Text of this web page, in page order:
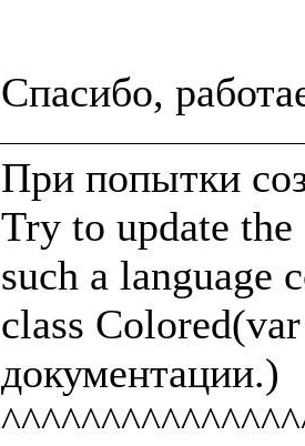
При попытки
Try to update
such a language
class
документации.)